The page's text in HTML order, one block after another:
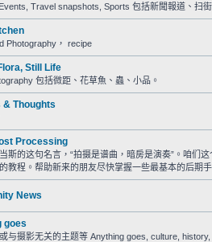
Travel snapshots, Sports 包括新聞報道、扫
Photography， recipe
Still Life
包括微距、花草魚、蟲、小品。
& Thoughts
Processing
斯的这句名言，“拍摄是谱曲，暗房是演奏”。咱们
教程。帮助新来的朋友尽快掌握一些最基本的后期
News
goes
与摄影无关的主题等 Anything goes, culture,